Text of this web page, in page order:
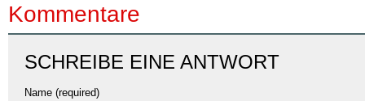
Kommentare
SCHREIBE EINE ANTWORT
Name (required)